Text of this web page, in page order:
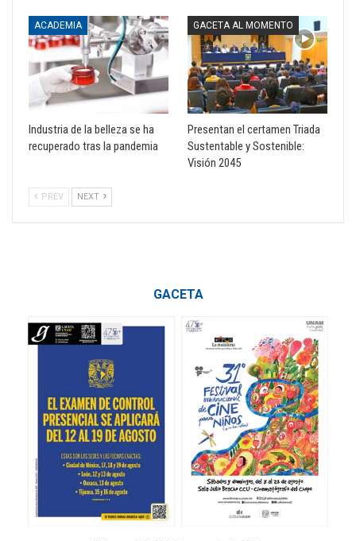
ACADEMIA
Industria de la belleza se ha
recuperado tras la pandemia
GACETA AL MOMENTO
Presentan el certamen Triada
Sustentable y Sostenible:
Visión 2045
PREV NEXT
GACETA